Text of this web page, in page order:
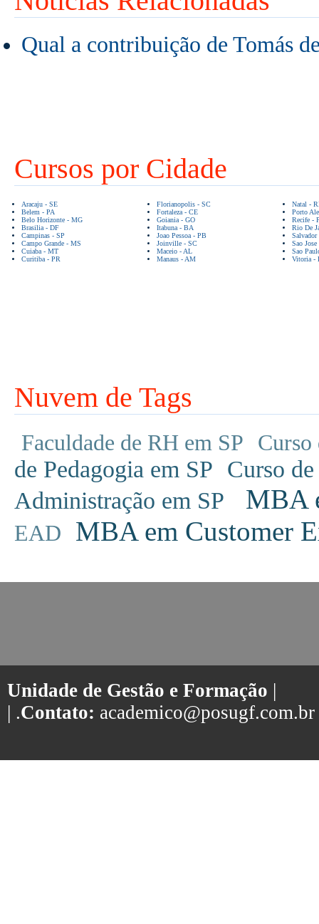
Qual a contribuição de Tomás
Cursos por Cidade
Aracaju - SE
Belem - PA
Belo Horizonte - MG
Brasilia - DF
Campinas - SP
Campo Grande - MS
Cuiaba - MT
Curitiba - PR
Florianopolis - SC
Fortaleza - CE
Goiania - GO
Itabuna - BA
Joao Pessoa - PB
Joinville - SC
Maceio - AL
Manaus - AM
Natal -
Porto
Recife -
Rio De
Sao
Sao
Vitoria -
Nuvem de Tags
Faculdade de RH em SP Curso
de Pedagogia em SP Curso
Administração em SP
MBA
EAD MBA em Customer
Unidade de Gestão e Formação |
| .Contato: academico@posugf.com.br